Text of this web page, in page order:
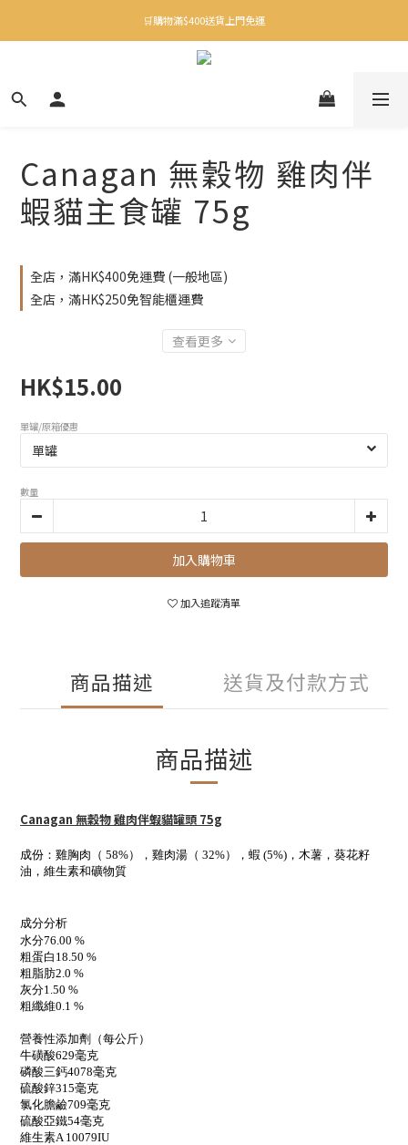
✨下載Three Little Meow App 即享多重禮遇！
🛒購物滿$400送貨上門免運
✨下載Three Little Meow App 即享多重禮遇！
Canagan 無穀物 雞肉伴
蝦貓主食罐 75g
全店，滿HK$400免運費 (一般地區)
全店，滿HK$250免智能櫃運費
查看更多
HK$15.00
單罐/原箱優惠
數量
加入購物車
加入追蹤清單
商品描述 送貨及付款方式
商品描述
Canagan 無穀物 雞肉伴蝦貓罐頭 75g
成份：雞胸肉（ 58%），雞肉湯（ 32%），蝦 (5%)，木薯，葵花籽
油，維生素和礦物質
成分分析
水分76.00 %
粗蛋白18.50 %
粗脂肪2.0 %
灰分1.50 %
粗纖維0.1 %
營養性添加劑（每公斤）
牛磺酸629毫克
磷酸三鈣4078毫克
硫酸鋅315毫克
氯化膽鹼709毫克
硫酸亞鐵54毫克
維生素A 10079IU